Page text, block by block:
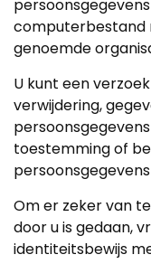
computerbestand
genoemde
U kunt een
verwijdering,
toestemming of
Om er zeker van
door u is gedaan,
identiteitsbewijs